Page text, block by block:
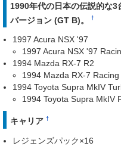
1990年代の日本の伝説的な
バージョン (GT B)。
†
1997 Acura NSX '97
1997 Acura NSX '97
1994 Mazda RX-7 R2
1994 Mazda RX-7 Racing
1994 Toyota Supra MkIV
1994 Toyota Supra MkIV
キャリア †
レジェンズパック×16